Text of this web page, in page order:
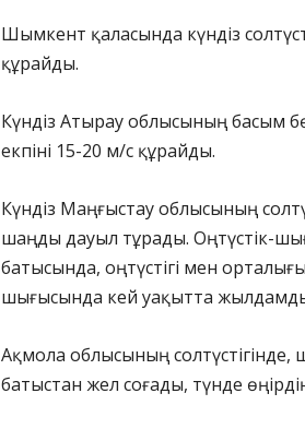
Шымкент қаласында күндіз
құрайды.
Күндіз Атырау облысының басым
екпіні 15-20 м/с құрайды.
Күндіз Маңғыстау облысының
шаңды дауыл тұрады. Оңтүстік-
батысында, оңтүстігі мен
шығысында кей уақытта
Ақмола облысының солтүстігінде,
батыстан жел соғады, түнде